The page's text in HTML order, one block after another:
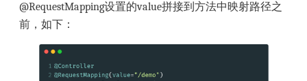
@RequestMapping设置的value拼接到方法中映射路径之
前，如下：